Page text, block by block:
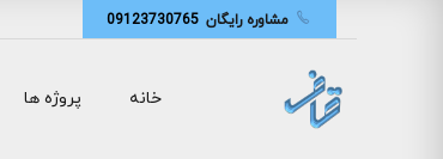
مشاوره رایگان 09123730765
خانه پروژه ها